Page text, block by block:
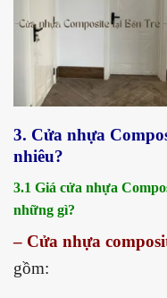
3. Cửa nhựa
nhiêu?
3.1 Giá cửa nhựa
những gì?
– Cửa nhựa
gồm: